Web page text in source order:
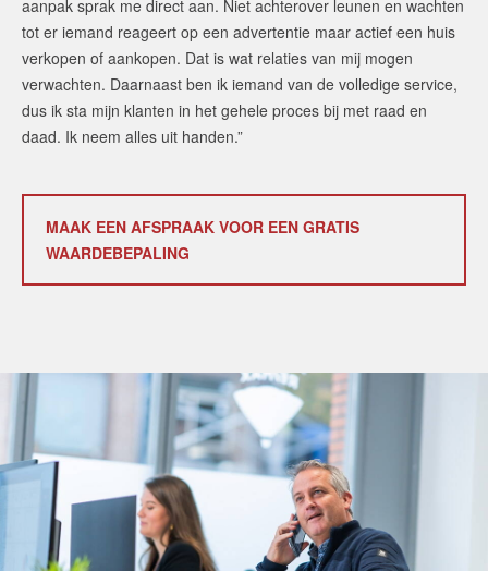
aanpak sprak me direct aan. Niet achterover leunen en wachten
tot er iemand reageert op een advertentie maar actief een huis
verkopen of aankopen. Dat is wat relaties van mij mogen
verwachten. Daarnaast ben ik iemand van de volledige service,
dus ik sta mijn klanten in het gehele proces bij met raad en
daad. Ik neem alles uit handen.”
MAAK EEN AFSPRAAK VOOR EEN GRATIS
WAARDEBEPALING